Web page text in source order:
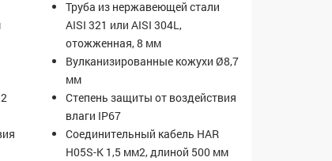
Труба из нержавеющей стали
AISI 321 или AISI 304L,
отожженная, 8 мм
Вулканизированные кожухи Ø8,7
мм
Степень защиты от воздействия
влаги IP67
Соединительный кабель HAR
H05S-K 1,5 мм2, длиной 500 мм